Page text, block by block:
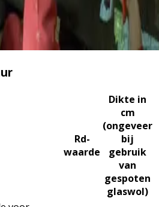
Rd-
waarde
Dikte in
cm
(ongeveer
bij
gebruik
van
gespoten
glaswol)